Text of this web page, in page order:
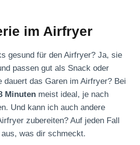
im Airfryer
gesund für den Airfryer? Ja, sie
passen gut als Snack oder
dauert das Garen im Airfryer? Bei
Minuten meist ideal, je nach
Und kann ich auch andere
zubereiten? Auf jeden Fall
was dir schmeckt.